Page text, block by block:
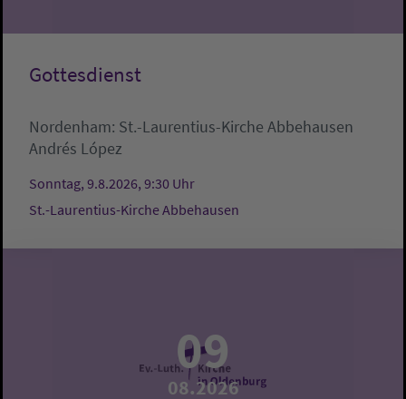
Gottesdienst
Nordenham: St.-Laurentius-Kirche Abbehausen
Andrés López
Sonntag, 9.8.2026, 9:30 Uhr
St.-Laurentius-Kirche Abbehausen
09
08.2026